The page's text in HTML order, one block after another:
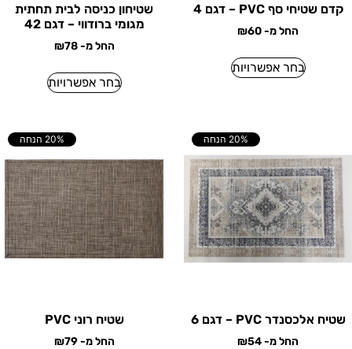
קדם שטיחי סף PVC – דגם 4
החל מ- ₪60
בחר אפשרויות
שטיחון כניסה לבית תחתית
מגומי ברודווי – דגם 42
החל מ- ₪78
בחר אפשרויות
20% הנחה
שטיח אלכסנדר PVC – דגם 6
החל מ- ₪54
20% הנחה
שטיח רוני PVC
החל מ- ₪79